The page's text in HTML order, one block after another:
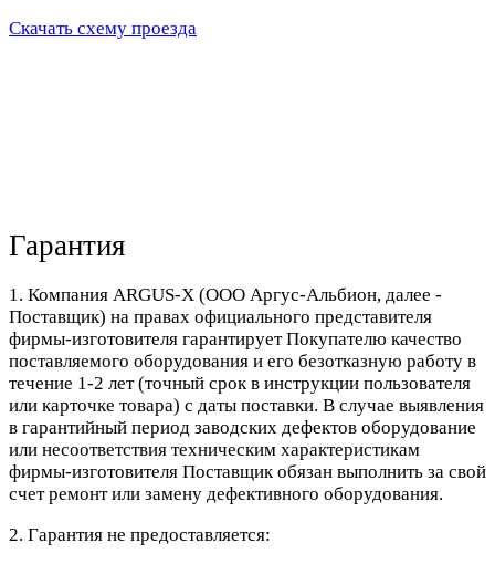
Скачать схему проезда
Гарантия
1. Компания ARGUS-X (ООО Аргус-Альбион, далее -
Поставщик) на правах официального представителя
фирмы-изготовителя гарантирует Покупателю качество
поставляемого оборудования и его безотказную работу в
течение 1-2 лет (точный срок в инструкции пользователя
или карточке товара) с даты поставки. В случае выявления
в гарантийный период заводских дефектов оборудование
или несоответствия техническим характеристикам
фирмы-изготовителя Поставщик обязан выполнить за свой
счет ремонт или замену дефективного оборудования.
2. Гарантия не предоставляется: